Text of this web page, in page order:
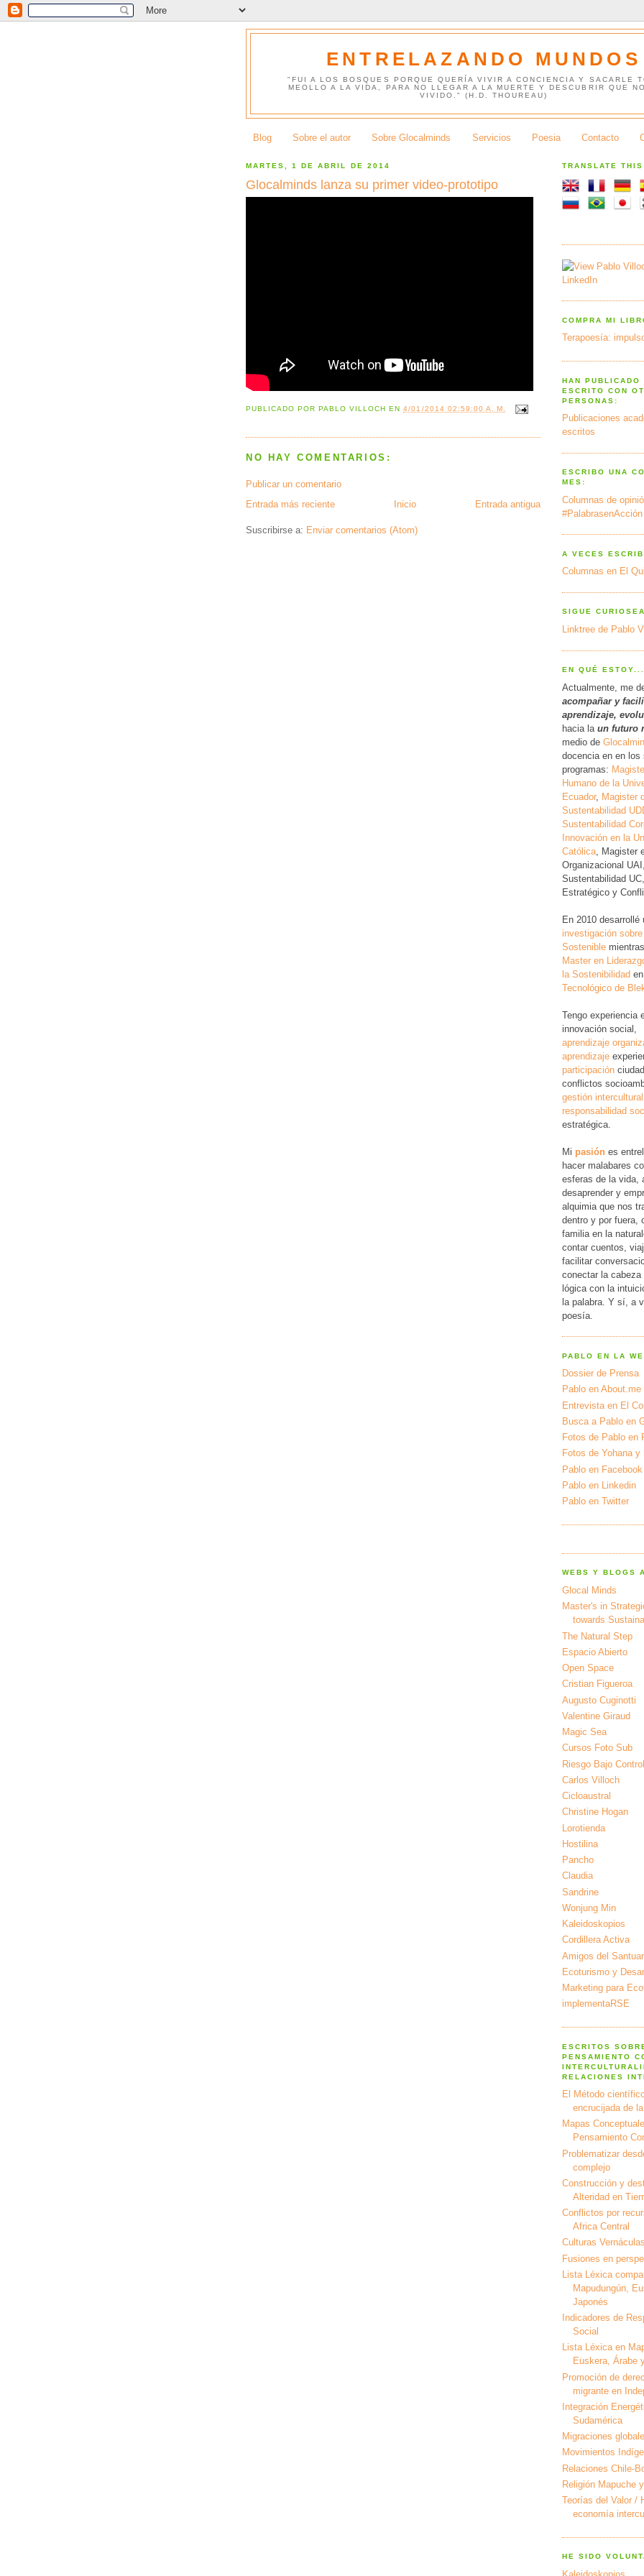
ENTRELAZANDO MUNDOS
"FUI A LOS BOSQUES PORQUE QUERÍA VIVIR A CONCIENCIA Y SACARLE
MEOLLO A LA VIDA, PARA NO LLEGAR A LA MUERTE Y DESCUBRIR QUE
VIVIDO." (H.D. THOUREAU)
Blog Sobre el autor Sobre Glocalminds Servicios Poesia Contacto
MARTES, 1 DE ABRIL DE 2014
Glocalminds lanza su primer video-prototipo
PUBLICADO POR PABLO VILLOCH EN4/01/2014 02:59:00 A. M.
NO HAY COMENTARIOS:
Publicar un comentario
Entrada más reciente
Entrada antigua
Inicio
Suscribirse a: Enviar comentarios (Atom)
TRANSLATE
COMPRA MI
Terapoesía:
HAN PUBLICADO
ESCRITO CON
PERSONAS:
Publicaciones
escritos
ESCRIBO UNA
MES:
Columnas de
#PalabrasenAcción
A VECES
Columnas en El
SIGUE
Linktree de Pablo
EN QUÉ ESTOY...
Actualmente, me
acompañar y
aprendizaje,
hacia la un futuro
medio de
docencia en en los
programas:
Humano de la
Ecuador, Magister
Sustentabilidad
Sustentabilidad
Innovación en la
Católica , Magister
Organizacional
Sustentabilidad
Estratégico y
En 2010 desarrollé
investigación
Sostenible
Master en
la Sostenibilidad
Tecnológico de
Tengo experiencia
innovación social,
aprendizaje
aprendizaje
participación
conflictos
gestión intercultural
responsabilidad
estratégica.
Mi pasión es
hacer malabares
esferas de la vida,
desaprender y
alquimia que nos
dentro y por fuera,
familia en la
contar cuentos,
facilitar
conectar la
lógica con la
la palabra. Y sí, a
poesía.
PABLO EN LA
Dossier de Prensa
Pablo en About.me
Entrevista en El
Busca a Pablo en
Fotos de Pablo en
Fotos de Yohana y
Pablo en Facebook
Pablo en Linkedin
Pablo en Twitter
WEBS Y BLOGS
Glocal Minds
Master's in
towards
The Natural Step
Espacio Abierto
Open Space
Cristian Figueroa
Augusto Cuginotti
Valentine Giraud
Magic Sea
Cursos Foto Sub
Riesgo Bajo Control
Carlos Villoch
Cicloaustral
Christine Hogan
Lorotienda
Hostilina
Pancho
Claudia
Sandrine
Wonjung Min
Kaleidoskopios
Cordillera Activa
Amigos del
Ecoturismo y
Marketing para
implementaRSE
ESCRITOS
PENSAMIENTO
RELACIONES
El Método
encrucijada de
Mapas
Pensamiento
Problematizar
complejo
Construcción y
Alteridad en
Conflictos por
Africa Central
Culturas
Fusiones en
Lista Léxica
Mapudungún,
Japonés
Indicadores de
Social
Lista Léxica en
Euskera, Árabe
Promoción de
migrante en
Integración
Sudamérica
Migraciones
Movimientos
Relaciones Chile-
Religión Mapuche
Teorías del Valor /
economía
HE SIDO